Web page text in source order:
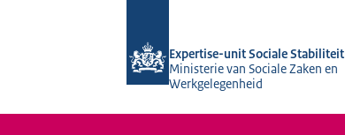
Expertise-unit Sociale Stabiliteit
Ministerie van Sociale Zaken en
Werkgelegenheid